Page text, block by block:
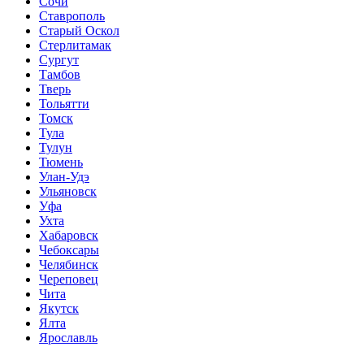
Ставрополь
Старый Оскол
Стерлитамак
Сургут
Тамбов
Тверь
Тольятти
Томск
Тула
Тулун
Тюмень
Улан-Удэ
Ульяновск
Уфа
Ухта
Хабаровск
Чебоксары
Челябинск
Череповец
Чита
Якутск
Ялта
Ярославль